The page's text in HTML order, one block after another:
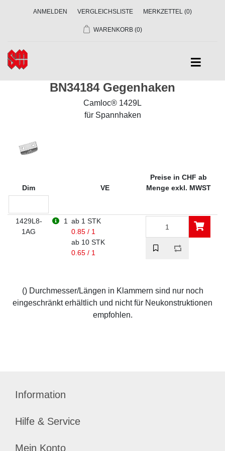
ANMELDEN VERGLEICHSLISTE MERKZETTEL (0)
WARENKORB (0)
BN34184 Gegenhaken
Camloc® 1429L
für Spannhaken
Dim VE
Preise in CHF ab
Menge exkl. MWST
1429L8-
1AG
1
ab 1 STK
0.85 / 1
ab 10 STK
0.65 / 1
() Durchmesser/Längen in Klammern sind nur noch
eingeschränkt erhältlich und nicht für Neukonstruktionen
empfohlen.
Information
Hilfe & Service
Mein Konto